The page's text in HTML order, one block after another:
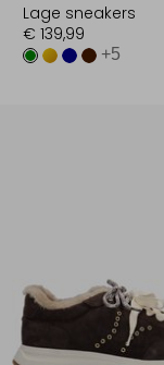
Lage sneakers
€ 139,99
+5